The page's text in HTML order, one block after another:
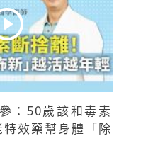
：50歲該和毒素
效藥幫身體「除